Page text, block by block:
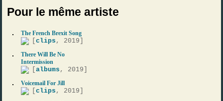
Pour le même artiste
The French Brexit Song
[clips , 2019]
There Will Be No
Intermission
[albums , 2019]
Voicemail For Jill
[clips , 2019]